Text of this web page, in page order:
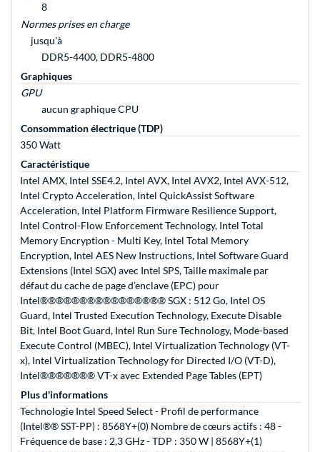
8
Normes prises en charge
jusqu'à
DDR5-4400, DDR5-4800
Graphiques
GPU
aucun graphique CPU
Consommation électrique (TDP)
350 Watt
Caractéristique
Intel AMX, Intel SSE4.2, Intel AVX, Intel AVX2, Intel AVX-512,
Intel Crypto Acceleration, Intel QuickAssist Software
Acceleration, Intel Platform Firmware Resilience Support,
Intel Control-Flow Enforcement Technology, Intel Total
Memory Encryption - Multi Key, Intel Total Memory
Encryption, Intel AES New Instructions, Intel Software Guard
Extensions (Intel SGX) avec Intel SPS, Taille maximale par
défaut du cache de page d’enclave (EPC) pour
Intel®®®®®®®®®®®®®®®® SGX : 512 Go, Intel OS
Guard, Intel Trusted Execution Technology, Execute Disable
Bit, Intel Boot Guard, Intel Run Sure Technology, Mode-based
Execute Control (MBEC), Intel Virtualization Technology (VT-
x), Intel Virtualization Technology for Directed I/O (VT-D),
Intel®®®®®®® VT-x avec Extended Page Tables (EPT)
Plus d'informations
Technologie Intel Speed Select - Profil de performance
(Intel®® SST-PP) : 8568Y+(0) Nombre de cœurs actifs : 48 -
Fréquence de base : 2,3 GHz - TDP : 350 W | 8568Y+(1)